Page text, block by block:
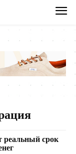
реальный срок